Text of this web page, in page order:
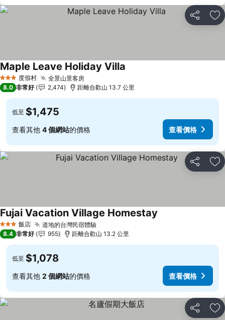
分享 加
3 星級 度假村 全景山景客房查看價格
Maple Leave Holiday Villa
8.0 非常好 2,474 距離合歡山 13.7 公里
低至 $1,475
查看其他 4 個網站的價格 查看價格
分享 加
3 星級 飯店 道地的台灣民宿體驗查看價格
Fujai Vacation Village Homestay
8.4 非常好 955 距離合歡山 13.2 公里
低至 $1,078
查看其他 2 個網站的價格 查看價格
分享 加